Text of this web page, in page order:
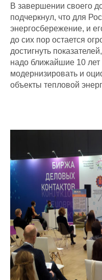
В завершении своего
подчеркнул, что для
энергосбережение, и
до сих пор остается
достигнуть
надо ближайшие 10 лет
модернизировать и
объекты тепловой